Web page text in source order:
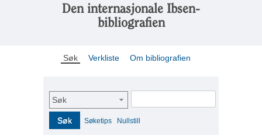
Den internasjonale Ibsen-
bibliografien
Søk Verkliste Om bibliografien
Søk
Søk Søketips Nullstill